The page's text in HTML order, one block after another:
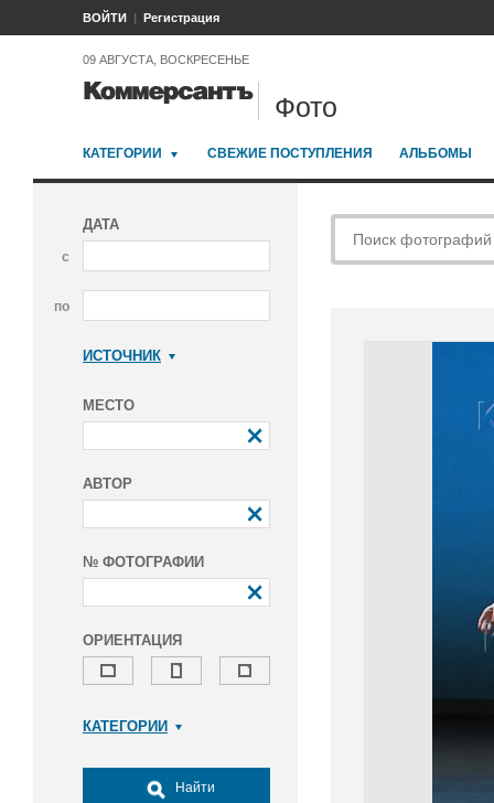
ВОЙТИ Регистрация
09 АВГУСТА, ВОСКРЕСЕНЬЕ
Фото
КАТЕГОРИИ СВЕЖИЕ ПОСТУПЛЕНИЯ АЛЬБОМЫ
ДАТА
с
по
ИСТОЧНИК
МЕСТО
АВТОР
№ ФОТОГРАФИИ
ОРИЕНТАЦИЯ
КАТЕГОРИИ
Досуг, туризм и отдых
Найти